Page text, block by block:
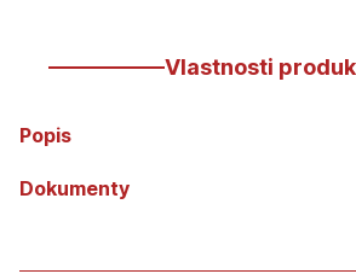
m
Vlastnosti
Popis
Dokumenty